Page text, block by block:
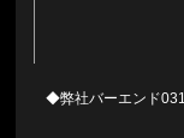
◆弊社バーエンド